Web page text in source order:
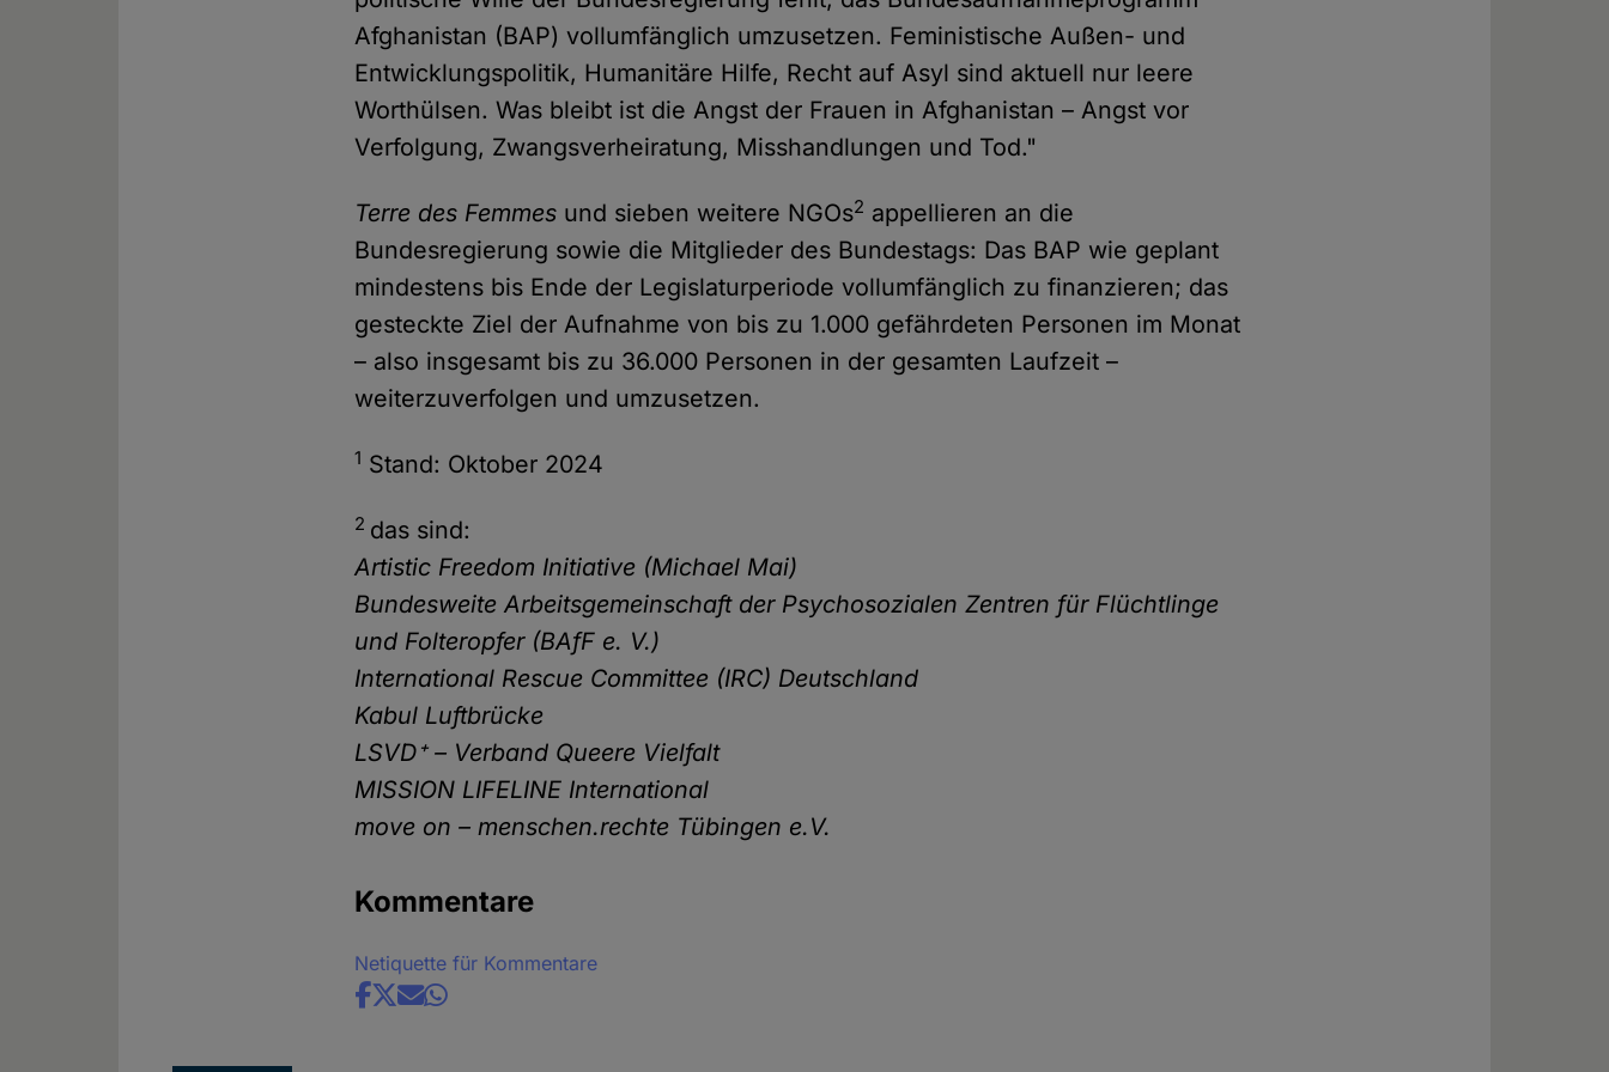
Afghanistan (BAP) vollumfänglich umzusetzen. Feministische Außen- und
Entwicklungspolitik, Humanitäre Hilfe, Recht auf Asyl sind aktuell nur leere
Worthülsen. Was bleibt ist die Angst der Frauen in Afghanistan – Angst vor
Verfolgung, Zwangsverheiratung, Misshandlungen und Tod."
Terre des Femmes und sieben weitere NGOs2 appellieren an die
Bundesregierung sowie die Mitglieder des Bundestags: Das BAP wie geplant
mindestens bis Ende der Legislaturperiode vollumfänglich zu finanzieren; das
gesteckte Ziel der Aufnahme von bis zu 1.000 gefährdeten Personen im Monat
– also insgesamt bis zu 36.000 Personen in der gesamten Laufzeit –
weiterzuverfolgen und umzusetzen.
1 Stand: Oktober 2024
2 das sind:
Artistic Freedom Initiative (Michael Mai)
Bundesweite Arbeitsgemeinschaft der Psychosozialen Zentren für Flüchtlinge
und Folteropfer (BAfF e. V.)
International Rescue Committee (IRC) Deutschland
Kabul Luftbrücke
LSVD⁺ – Verband Queere Vielfalt
MISSION LIFELINE International
move on – menschen.rechte Tübingen e.V.
Kommentare
Netiquette für Kommentare
Share